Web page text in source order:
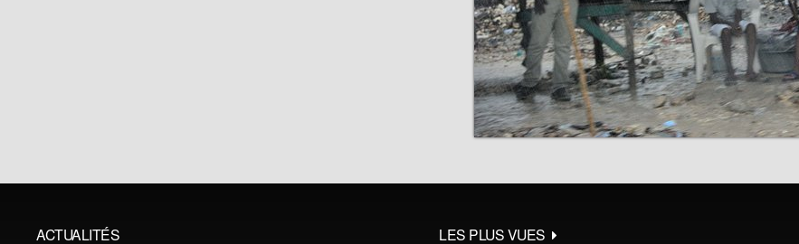
ACTUALITÉS LES PLUS VUES